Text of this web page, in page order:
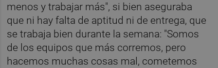
menos y trabajar más", si bien aseguraba
que ni hay falta de aptitud ni de entrega, que
se trabaja bien durante la semana: "Somos
de los equipos que más corremos, pero
hacemos muchas cosas mal, cometemos